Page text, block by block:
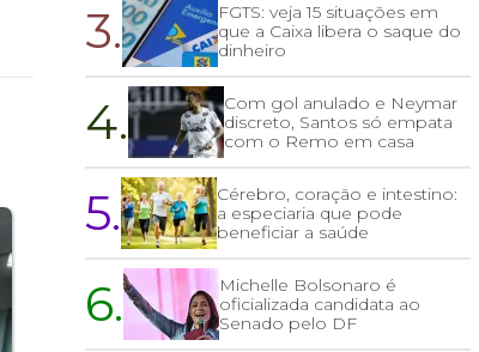
3.
FGTS: veja 15 situações em
que a Caixa libera o saque do
dinheiro
4.
Com gol anulado e Neymar
discreto, Santos só empata
com o Remo em casa
5.
Cérebro, coração e intestino:
a especiaria que pode
beneficiar a saúde
6.
Michelle Bolsonaro é
oficializada candidata ao
Senado pelo DF